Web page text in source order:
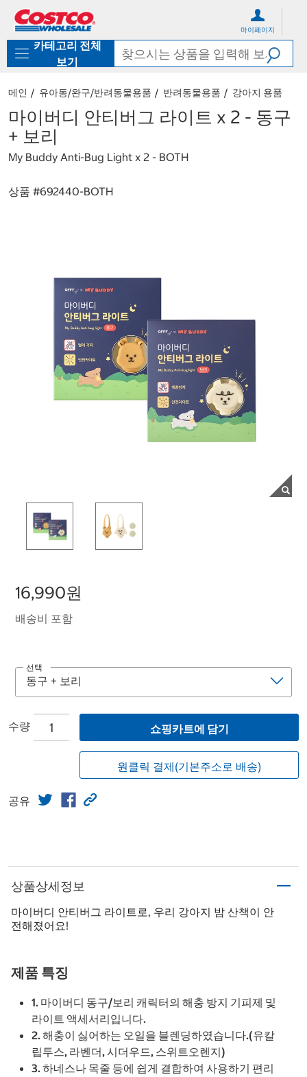
로
기
가
마이페이지
카테고리 전체
보기
메인 유아동/완구/반려동물용품 반려동물용품 강아지 용품
마이버디 안티버그 라이트 x 2 - 동구
+ 보리
My Buddy Anti-Bug Light x 2 - BOTH
상품 #692440-BOTH
16,990원
배송비 포함
선택
수량 쇼핑카트에 담기
원클릭 결제(기본주소로 배송)
공유
상품상세정보
마이버디 안티버그 라이트로, 우리 강아지 밤 산책이 안
전해졌어요!
제품 특징
1. 마이버디 동구/보리 캐릭터의 해충 방지 기피제 및
라이트 액세서리입니다.
2. 해충이 싫어하는 오일을 블렌딩하였습니다.(유칼
립투스, 라벤더, 시더우드, 스위트오렌지)
3. 하네스나 목줄 등에 쉽게 결합하여 사용하기 편리